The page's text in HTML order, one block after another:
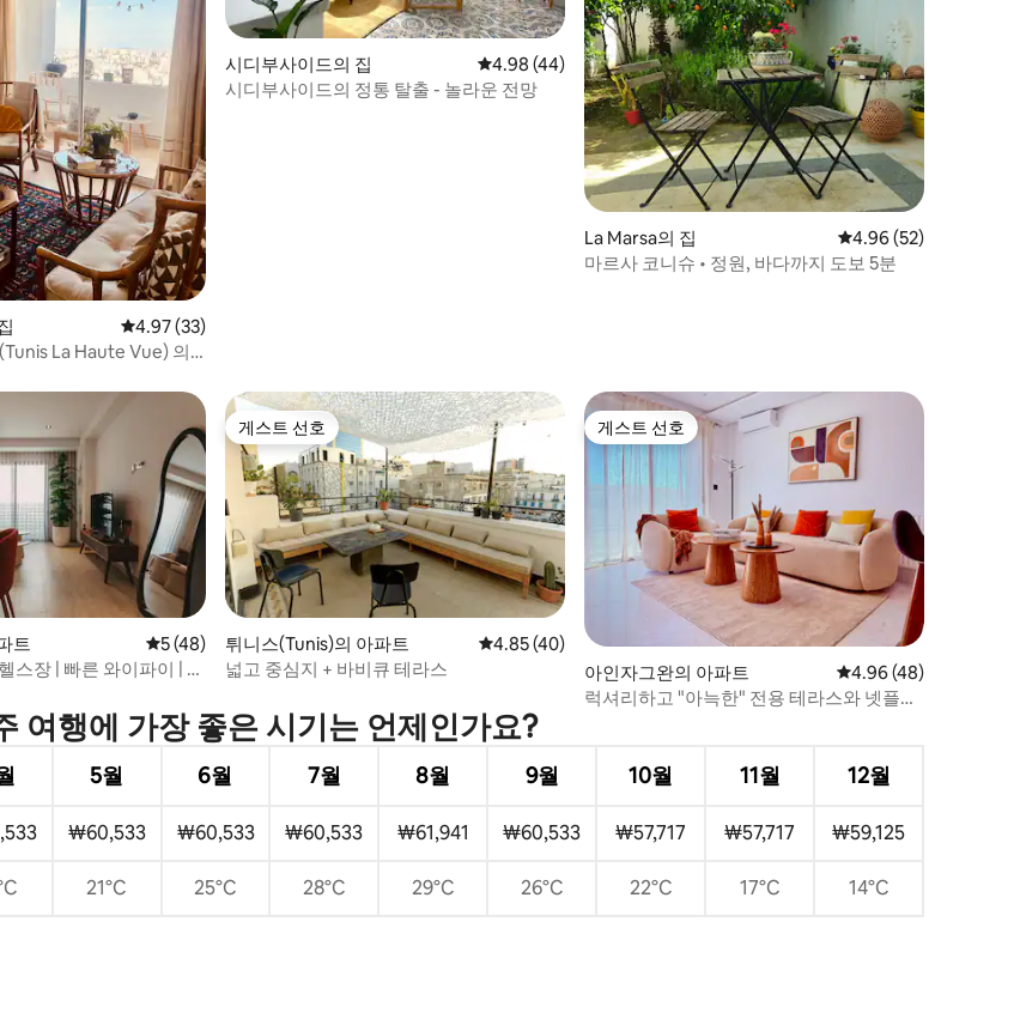
평점 4.97점(5점 만점), 후기 33개
4.97 (33)
La Haute Vue) 의
시디부사이드의 집 평점 4.98점(5점 만점), 후기 44개
4.98 (44)
시디부사이드의 정통 탈출 - 놀라운 전망
La Marsa의 집 평점 4.96점(5점 만점),
4.96 (52)
마르사 코니슈 • 정원, 바다까지 도보 5분
트 평점 5점(5점 만점), 후기 48개
5 (48)
스장 | 빠른 와이파이 | 스
게스트 선호
게스트 선호
튀니스(Tunis)의 아파트 평점 4.85점(5점 만점), 후기 40개
4.85 (40)
넓고 중심지 + 바비큐 테라스
게스트 선호
게스트 선호
아인자그완의 아파트 평점 4.96점(5점 만점
4.96 (48)
럭셔리하고 "아늑한" 전용 테라스와 넷플릭
여행에 가장 좋은 시기는 언제인가요?
5월 6월 7월 8월 9월 10월 11월 12월
₩60,533 ₩60,533 ₩60,533 ₩61,941 ₩60,533 ₩57,717 ₩57,717 ₩59,125
21°C 25°C 28°C 29°C 26°C 22°C 17°C 14°C